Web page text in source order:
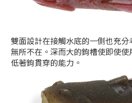
雙面設計在接觸水底的一側也充
無所不在。深而大的鉤槽使即使
低著鉤貫穿的能力。